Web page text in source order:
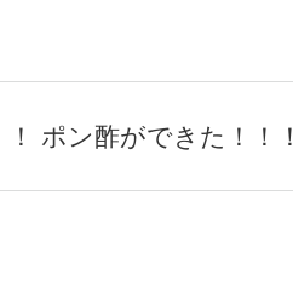
ポン酢ができた！！！